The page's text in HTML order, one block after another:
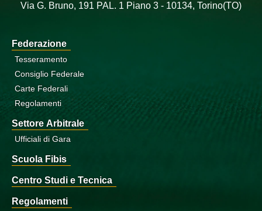
Via G. Bruno, 191 PAL. 1 Piano 3 - 10134, Torino(TO)
Federazione
Tesseramento
Consiglio Federale
Carte Federali
Regolamenti
Settore Arbitrale
Ufficiali di Gara
Scuola Fibis
Centro Studi e Tecnica
Regolamenti